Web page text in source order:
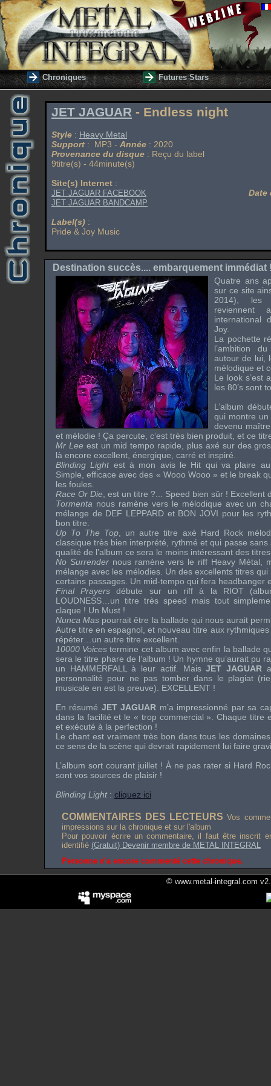
Chroniques Futures Stars
JET JAGUAR - Endless night
Style : Heavy Metal
Support : MP3 - Année : 2020
Provenance du disque : Reçu du label
9titre(s) - 44minute(s)
Site(s) Internet :
JET JAGUAR FACEBOOK
JET JAGUAR BANDCAMP
Label(s) :
Pride & Joy Music
Date
Destination succès.... embarquement immédiat
Quatre ans
sur ce site
2014), les
reviennent
international
Joy.
La pochette
l’ambition
autour de lui,
mélodique et
Le look s’est
les 80’s sont
L’album
qui montre
devenu
et mélodie ! Ça percute, c’est très bien produit, et ce
Mr Lee est un mid tempo rapide, plus axé sur des
là encore excellent, énergique, carré et inspiré.
Blinding Lightest à mon avis le Hit qui va plaire au
Simple, efficace avec des « Wooo Wooo » et le break
les foules.
Race Or Die , est un titre ?... Speed bien sûr ! Excellent
Tormenta nous ramène vers le mélodique avec un
mélange de DEF LEPPARDet BON JOVI pour les
bon titre.
Up To The Top , un autre titre axé Hard Rock
classique très bien interprété, rythmé et qui passe
qualité de l’album ce sera le moins intéressant des
No Surrendernous ramène vers le riff Heavy Métal,
mélange avec les mélodies. Un des excellents titres
certains passages. Un mid-tempo qui fera headbanger
Final Prayers débute sur un riff à la RIOT
LOUDNESS …un titre très speed mais tout
claque ! Un Must !
Nunca Mas pourrait être la ballade qui nous aurait
Autre titre en espagnol, et nouveau titre aux
répéter…un autre titre excellent.
10000 Voices termine cet album avec enfin la ballade
sera le titre phare de l’album ! Un hymne qu’aurait pu
un HAMMERFALL à leur actif. MaisJET JAGUAR
personnalité pour ne pas tomber dans le plagiat
musicale en est la preuve). EXCELLENT !
En résumé JET JAGUAR m’a impressionné par sa
dans la facilité et le « trop commercial ». Chaque titre
et exécuté à la perfection !
Le chant est vraiment très bon dans tous les
ce sens de la scène qui devrait rapidement lui faire
L’album sort courant juillet ! À ne pas rater si Hard
sont vos sources de plaisir !
Blinding Light: cliquez ici
COMMENTAIRES DES LECTEURS Vos
impressions sur la chronique et sur l'album
Pour pouvoir écrire un commentaire, il faut être inscrit
identifié (Gratuit) Devenir membre de METAL INTEGRAL
Personne n'a encore commenté cette chronique.
© www.metal-integral.com